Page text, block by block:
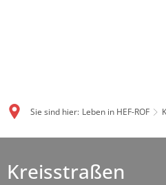
Sie sind hier: Leben in HEF-ROF
Kreisstraßen